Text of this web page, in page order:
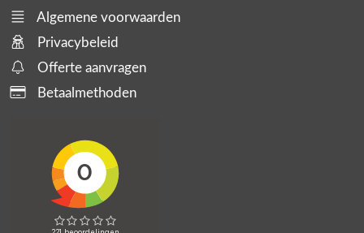
Algemene voorwaarden
Privacybeleid
Offerte aanvragen
Betaalmethoden